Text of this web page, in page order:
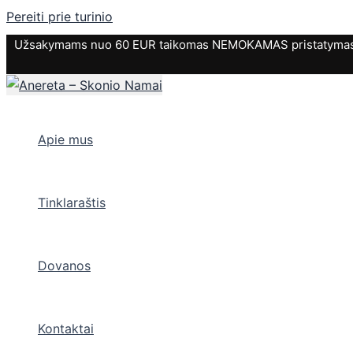
Pereiti prie turinio
Užsakymams nuo 60 EUR taikomas NEMOKAMAS
Apie mus
Tinklaraštis
Dovanos
Kontaktai